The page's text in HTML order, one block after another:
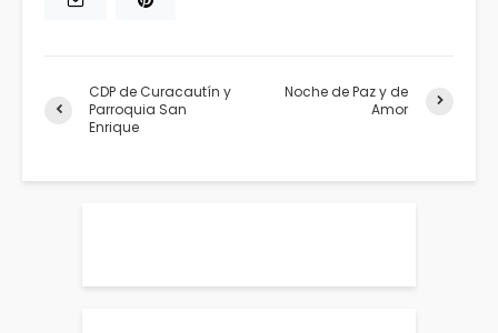
CDP de Curacautín y
Parroquia San
Enrique
Noche de Paz y de
Amor